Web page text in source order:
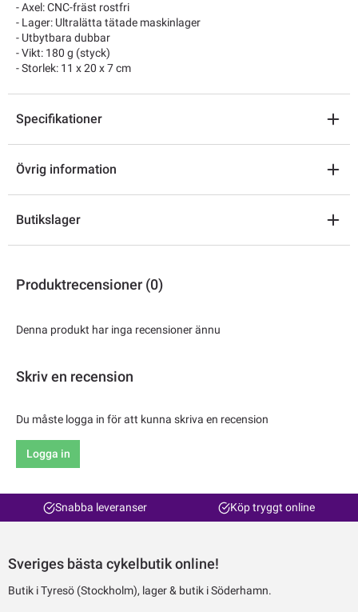
- Axel: CNC-fräst rostfri
- Lager: Ultralätta tätade maskinlager
- Utbytbara dubbar
- Vikt: 180 g (styck)
- Storlek: 11 x 20 x 7 cm
Specifikationer
Övrig information
Butikslager
Produktrecensioner (0)
Denna produkt har inga recensioner ännu
Skriv en recension
Du måste logga in för att kunna skriva en recension
Logga in
Snabba leveranser Köp tryggt online
Sveriges bästa cykelbutik online!
Butik i Tyresö (Stockholm), lager & butik i Söderhamn.